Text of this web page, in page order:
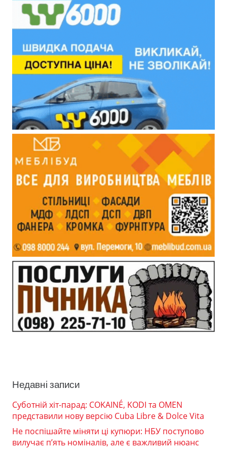
Недавні записи
Суботній хіт-парад: COKAINÉ, KODI та OMEN
представили нову версію Cuba Libre & Dolce Vita
Не поспішайте міняти ці купюри: НБУ поступово
вилучає п’ять номіналів, але є важливий нюанс